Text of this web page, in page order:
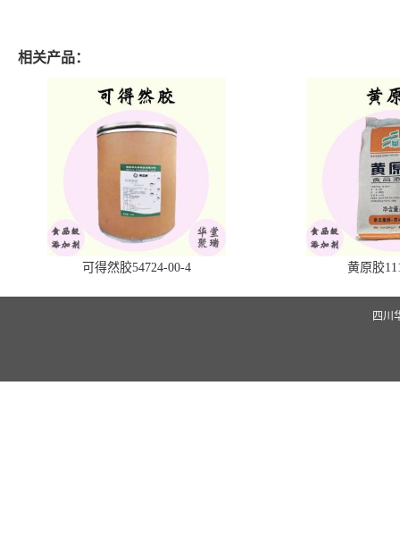
相关产品：
可得然胶54724-00-4 黄原胶
四川